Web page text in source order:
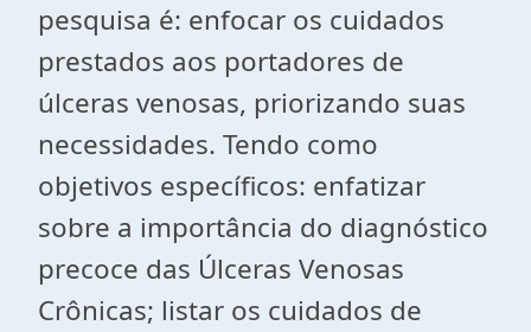
pesquisa é: enfocar os cuidados
prestados aos portadores de
úlceras venosas, priorizando suas
necessidades. Tendo como
objetivos específicos: enfatizar
sobre a importância do diagnóstico
precoce das Úlceras Venosas
Crônicas; listar os cuidados de